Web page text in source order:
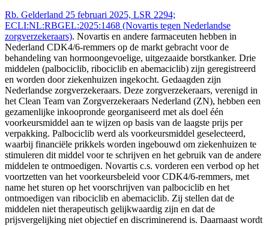
Rb. Gelderland 25 februari 2025, LSR 2294;
ECLI:NL:RBGEL:2025:1468 (Novartis tegen Nederlandse
zorgverzekeraars). Novartis en andere farmaceuten hebben in
Nederland CDK4/6-remmers op de markt gebracht voor de
behandeling van hormoongevoelige, uitgezaaide borstkanker. Drie
middelen (palbociclib, ribociclib en abemaciclib) zijn geregistreerd
en worden door ziekenhuizen ingekocht. Gedaagden zijn
Nederlandse zorgverzekeraars. Deze zorgverzekeraars, verenigd in
het Clean Team van Zorgverzekeraars Nederland (ZN), hebben een
gezamenlijke inkoopronde georganiseerd met als doel één
voorkeursmiddel aan te wijzen op basis van de laagste prijs per
verpakking. Palbociclib werd als voorkeursmiddel geselecteerd,
waarbij financiële prikkels worden ingebouwd om ziekenhuizen te
stimuleren dit middel voor te schrijven en het gebruik van de andere
middelen te ontmoedigen. Novartis c.s. vorderen een verbod op het
voortzetten van het voorkeursbeleid voor CDK4/6-remmers, met
name het sturen op het voorschrijven van palbociclib en het
ontmoedigen van ribociclib en abemaciclib. Zij stellen dat de
middelen niet therapeutisch gelijkwaardig zijn en dat de
prijsvergelijking niet objectief en discriminerend is. Daarnaast wordt